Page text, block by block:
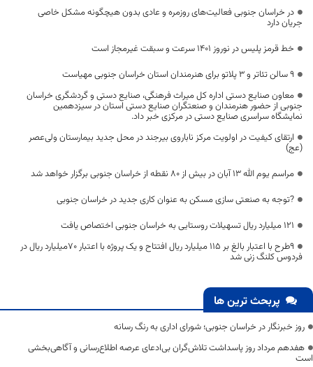
در خراسان جنوبی فعالیت‌های روزمره و عادی بدون هیچگونه مشکل خاصی
جریان دارد
خط قرمز پلیس در نوروز ۱۴۰۱ سرعت و سبقت غیرمجاز است
۹ سالن تئاتر و ۳ پلاتو برای هنرمندان استان خراسان جنوبی مهیاست
معاون صنایع دستی اداره کل میراث فرهنگی، صنایع دستی و گردشگری خراسان
جنوبی از حضور هنرمندان و صنعتگران صنایع دستی استان در سیزدهمین
نمایشگاه سراسری صنایع دستی در مرکزی خبر داد.
ارتقای کیفیت در اولویت مرکز ناباروی بیرجند در محل جدید بیمارستان ولی‌عصر
(عج)
مراسم یوم الله 13 آبان در بیش از 80 نقطه از خراسان جنوبی برگزار خواهد شد
?توجه به صنعتی سازی مسکن به عنوان کاری جدید در خراسان جنوبی
۱۲۱ میلیارد ریال تسهیلات روستایی به خراسان جنوبی اختصاص یافت
۹طرح با اعتبار بالغ بر ۱۱۵ میلیارد ریال افتتاح و یک پروژه با اعتبار ۷۰میلیارد ریال در
فردوس کلنگ زنی شد
پربحث ترین ها
روز خبرنگار در خراسان جنوبی؛ شورای اداری به رنگ رسانه
هفدهم مرداد روز پاسداشت تلاش‌گران بی‌ادعای عرصه اطلاع‌رسانی و آگاهی‌بخشی
است